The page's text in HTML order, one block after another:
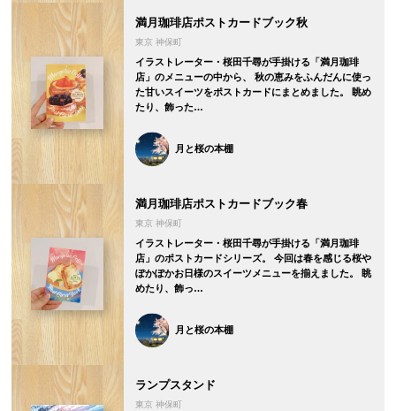
満月珈琲店ポストカードブック秋
東京 神保町
イラストレーター・桜田千尋が手掛ける「満月珈琲
店」のメニューの中から、 秋の恵みをふんだんに使っ
た甘いスイーツをポストカードにまとめました。 眺め
たり、飾った…
月と桜の本棚
満月珈琲店ポストカードブック春
東京 神保町
イラストレーター・桜田千尋が手掛ける「満月珈琲
店」のポストカードシリーズ。 今回は春を感じる桜や
ぽかぽかお日様のスイーツメニューを揃えました。 眺
めたり、飾っ…
月と桜の本棚
ランプスタンド
東京 神保町